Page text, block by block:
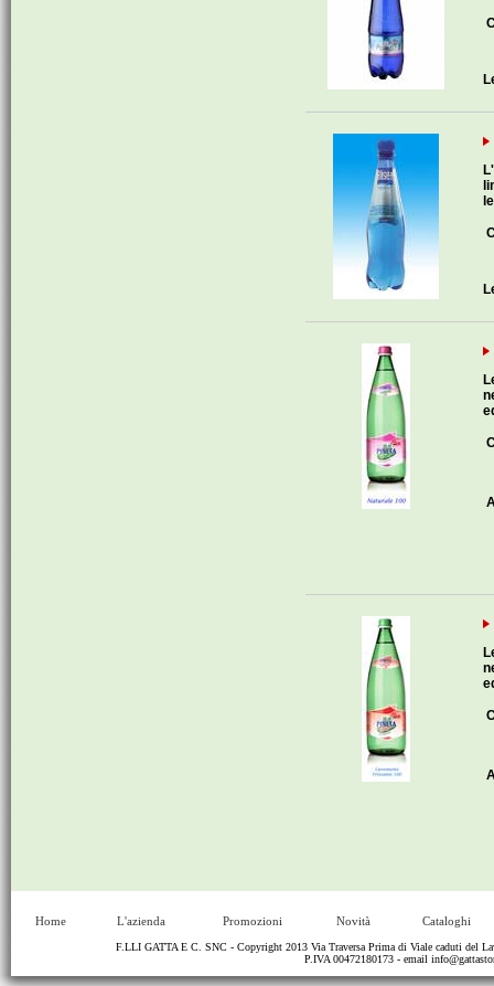
Home L'azienda Promozioni Novità Cataloghi
F.LLI GATTA E C. SNC - Copyright 2013 Via Traversa Prima di Viale caduti del
P.IVA 00472180173 - email